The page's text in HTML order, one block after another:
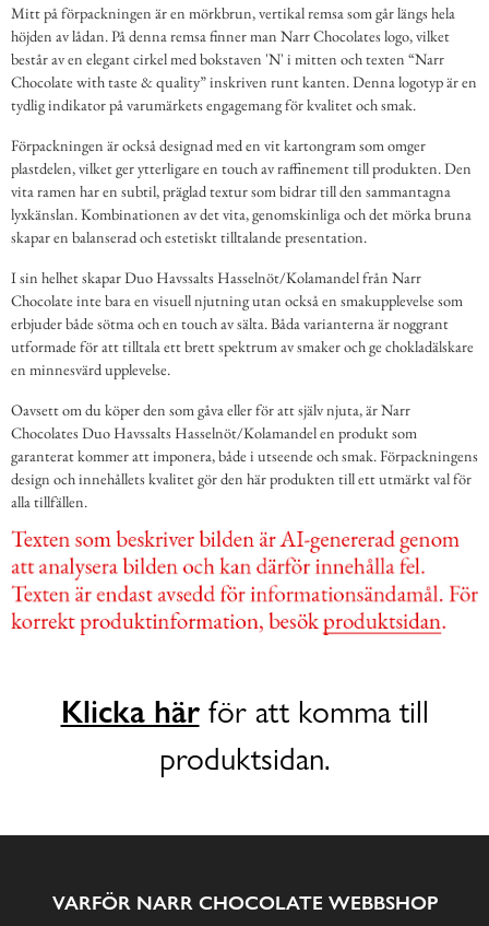
Mitt på förpackningen är en mörkbrun, vertikal remsa som går längs hela
höjden av lådan. På denna remsa finner man Narr Chocolates logo, vilket
består av en elegant cirkel med bokstaven 'N' i mitten och texten “Narr
Chocolate with taste & quality” inskriven runt kanten. Denna logotyp är en
tydlig indikator på varumärkets engagemang för kvalitet och smak.
Förpackningen är också designad med en vit kartongram som omger
plastdelen, vilket ger ytterligare en touch av raffinement till produkten. Den
vita ramen har en subtil, präglad textur som bidrar till den sammantagna
lyxkänslan. Kombinationen av det vita, genomskinliga och det mörka bruna
skapar en balanserad och estetiskt tilltalande presentation.
I sin helhet skapar Duo Havssalts Hasselnöt/Kolamandel från Narr
Chocolate inte bara en visuell njutning utan också en smakupplevelse som
erbjuder både sötma och en touch av sälta. Båda varianterna är noggrant
utformade för att tilltala ett brett spektrum av smaker och ge chokladälskare
en minnesvärd upplevelse.
Oavsett om du köper den som gåva eller för att själv njuta, är Narr
Chocolates Duo Havssalts Hasselnöt/Kolamandel en produkt som
garanterat kommer att imponera, både i utseende och smak. Förpackningens
design och innehållets kvalitet gör den här produkten till ett utmärkt val för
alla tillfällen.
Klicka härför att komma till
produktsidan.
VARFÖR NARR CHOCOLATE WEBBSHOP